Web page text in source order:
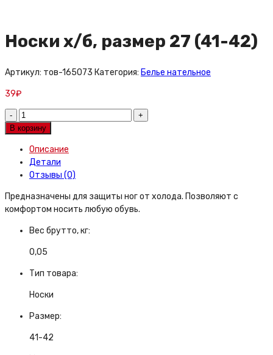
Носки х/б, размер 27 (41-42)
Артикул: тов-165073 Категория: Белье нательное
39₽
Носки
х/
размер
27
(41-
quantity
В корзину
Описание
Детали
Отзывы (0)
Предназначены для защиты ног от холода. Позволяют с
комфортом носить любую обувь.
Вес брутто, кг:
0,05
Тип товара:
Носки
Размер:
41-42